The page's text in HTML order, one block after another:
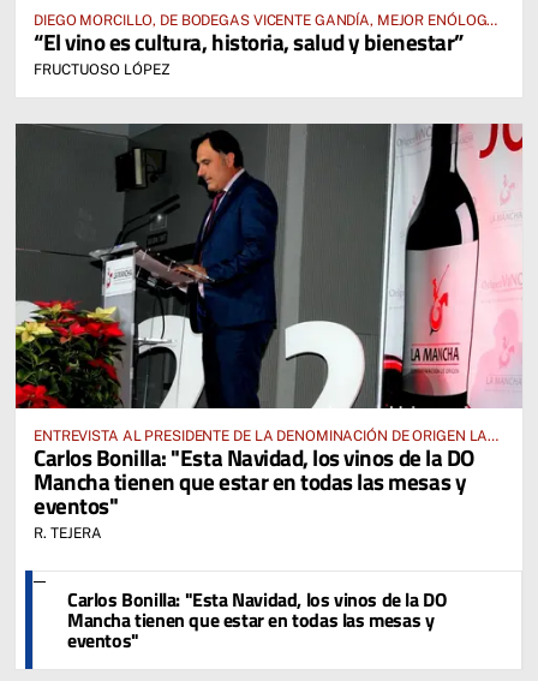
DIEGO MORCILLO, DE BODEGAS VICENTE GANDÍA, MEJOR ENÓLOGO
EUROPEO 2024
“El vino es cultura, historia, salud y bienestar”
FRUCTUOSO LÓPEZ
ENTREVISTA AL PRESIDENTE DE LA DENOMINACIÓN DE ORIGEN LA
MANCHA, CARLOS BONILLA
Carlos Bonilla: "Esta Navidad, los vinos de la DO
Mancha tienen que estar en todas las mesas y
eventos"
R. TEJERA
Carlos Bonilla: "Esta Navidad, los vinos de la DO
Mancha tienen que estar en todas las mesas y
eventos"